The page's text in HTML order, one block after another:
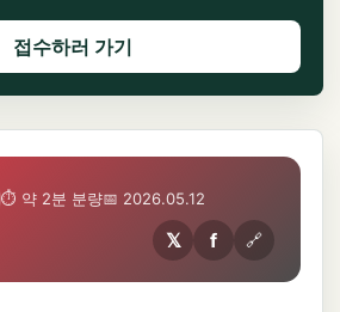
접수하러 가기
⏱ 약 2분 분량📅 2026.05.12
𝕏 f 🔗